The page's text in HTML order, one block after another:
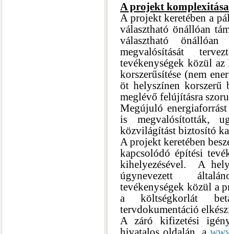
A projekt
A projekt keretében a
választható önállóan
választható önállóan
megvalósítását
tevékenységek közül
korszerűsítése (nem
öt helyszínen korszerű
meglévő felújításra
Megújuló
is megvalósították,
közvilágítást biztosító
A projekt keretében
kapcsolódó építési
kihelyezésével.
A
úgynevezett
tevékenységek közül a
a költségkorlát
tervdokumentáció
A záró kifizetési